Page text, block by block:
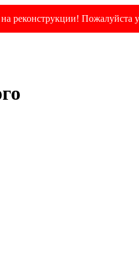
реконструкции! Пожалуйста